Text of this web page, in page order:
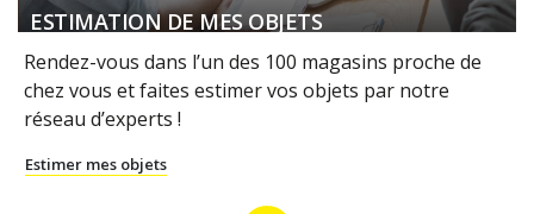
ESTIMATION DE MES OBJETS
Rendez-vous dans l’un des 100 magasins proche de
chez vous et faites estimer vos objets par notre
réseau d’experts !
Estimer mes objets